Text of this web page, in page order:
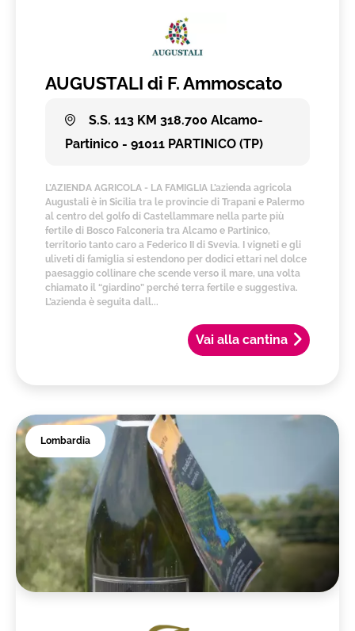
AUGUSTALI di F. Ammoscato
S.S. 113 KM 318.700 Alcamo-
Partinico - 91011 PARTINICO (TP)
Vai alla cantina
L’AZIENDA AGRICOLA - LA FAMIGLIA L’azienda agricola
Augustali è in Sicilia tra le provincie di Trapani e Palermo
al centro del golfo di Castellammare nella parte più
fertile di Bosco Falconeria tra Alcamo e Partinico,
territorio tanto caro a Federico II di Svevia. I vigneti e gli
uliveti di famiglia si estendono per dodici ettari nel dolce
paesaggio collinare che scende verso il mare, una volta
chiamato il “giardino” perché terra fertile e suggestiva.
L’azienda è seguita dall...
Lombardia